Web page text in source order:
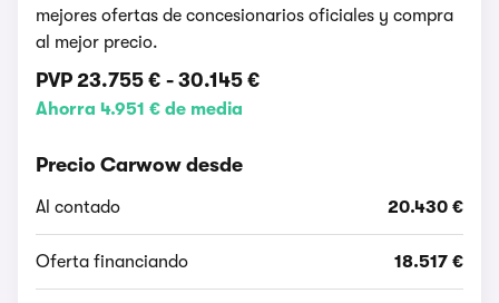
mejores ofertas de concesionarios oficiales y compra
al mejor precio.
PVP 23.755 € - 30.145 €
Ahorra 4.951 € de media
Precio Carwow desde
Al contado 20.430 €
Oferta financiando 18.517 €